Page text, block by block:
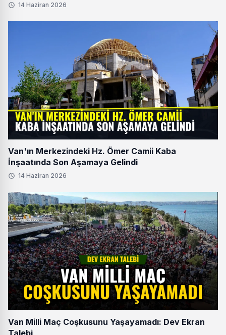
14 Haziran 2026
Van'ın Merkezindeki Hz. Ömer Camii Kaba
İnşaatında Son Aşamaya Gelindi
14 Haziran 2026
Van Milli Maç Coşkusunu Yaşayamadı: Dev Ekran
Talebi